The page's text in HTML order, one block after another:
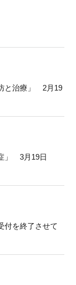
と治療」 2月19
」 3月19日
付を終了させて